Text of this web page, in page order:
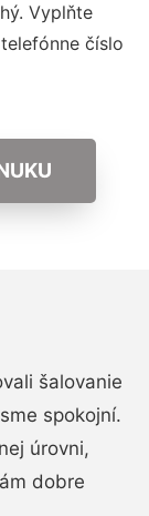
Vyplňte
číslo
šalovanie
spokojní.
úrovni,
dobre